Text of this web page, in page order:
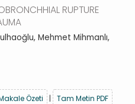
RUPTURE
Mehmet Mihmanlı,
Özeti
| Tam Metin PDF